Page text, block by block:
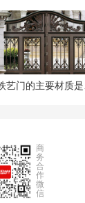
铁
商
务
合
作
微
信